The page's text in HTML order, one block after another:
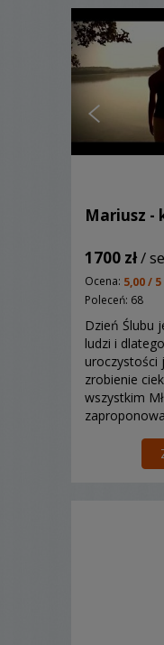
Mariusz -
1700 zł/
Ocena: 5,00 / 5
Poleceń: 68
Dzień Ślubu
ludzi i
uroczystości
zrobienie
wszystkim